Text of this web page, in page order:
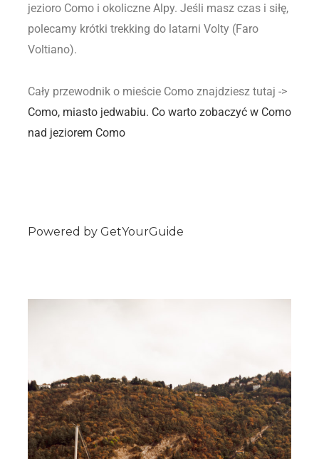
jezioro Como i okoliczne Alpy. Jeśli masz czas i siłę,
polecamy krótki trekking do latarni Volty (Faro
Voltiano).
Cały przewodnik o mieście Como znajdziesz tutaj ->
Como, miasto jedwabiu. Co warto zobaczyć w Como
nad jeziorem Como
Powered by GetYourGuide